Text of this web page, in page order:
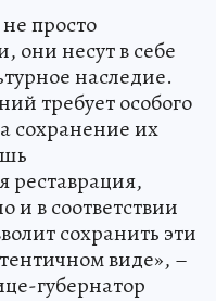
просто
они несут в себе
наследие.
требует особого
сохранение их
реставрация,
и в соответствии
сохранить эти
виде», –
губернатор